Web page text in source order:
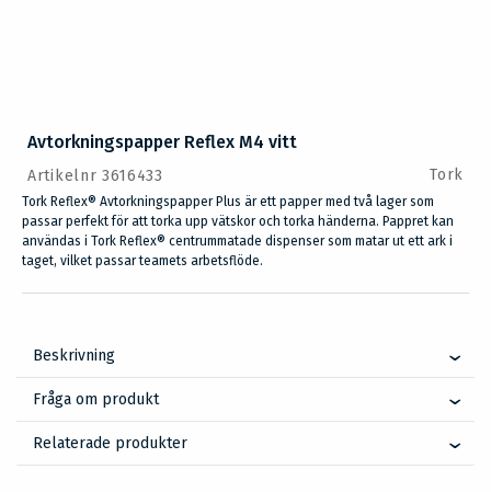
Avtorkningspapper Reflex M4 vitt
Artikelnr 3616433 Tork
Tork Reflex® Avtorkningspapper Plus är ett papper med två lager som
passar perfekt för att torka upp vätskor och torka händerna. Pappret kan
användas i Tork Reflex® centrummatade dispenser som matar ut ett ark i
taget, vilket passar teamets arbetsflöde.
Beskrivning
Fråga om produkt
Relaterade produkter